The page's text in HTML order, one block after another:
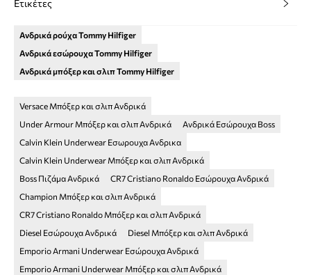
Ετικέτες
Ανδρικά ρούχα Tommy Hilfiger
Ανδρικά εσώρουχα Tommy Hilfiger
Ανδρικά μπόξερ και σλιπ Tommy Hilfiger
Versace Μπόξερ και σλιπ Ανδρικά
Under Armour Μπόξερ και σλιπ Ανδρικά
Ανδρικά Εσώρουχα Boss
Calvin Klein Underwear Εσωρουχα Ανδρικα
Calvin Klein Underwear Μπόξερ και σλιπ Ανδρικά
Boss Πιζάμα Ανδρικά
CR7 Cristiano Ronaldo Εσώρουχα Ανδρικά
Champion Μπόξερ και σλιπ Ανδρικά
CR7 Cristiano Ronaldo Μπόξερ και σλιπ Ανδρικά
Diesel Εσώρουχα Ανδρικά
Diesel Μπόξερ και σλιπ Ανδρικά
Emporio Armani Underwear Εσώρουχα Ανδρικά
Emporio Armani Underwear Μπόξερ και σλιπ Ανδρικά